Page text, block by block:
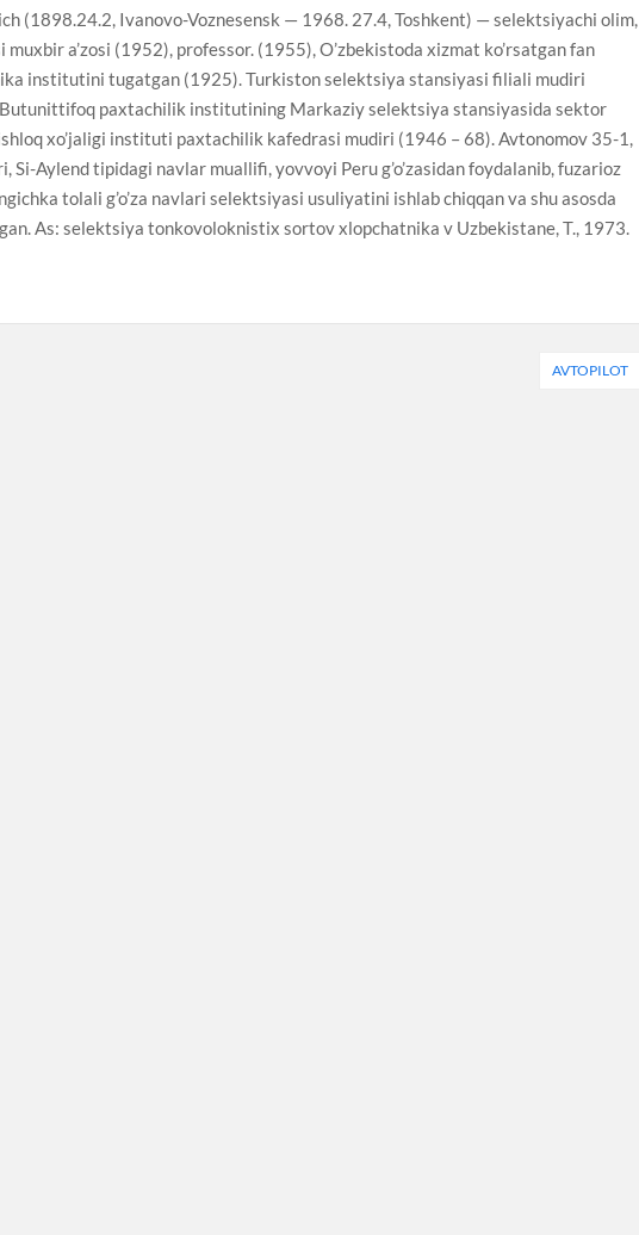
(1898.24.2, Ivanovo-Voznesensk — 1968. 27.4, Toshkent) — selektsiyachi olim,
a’zosi (1952), professor. (1955), O’zbekistoda xizmat ko’rsatgan fan
institutini tugatgan (1925). Turkiston selektsiya stansiyasi filiali mudiri
paxtachilik institutining Markaziy selektsiya stansiyasida sektor
xo’jaligi instituti paxtachilik kafedrasi mudiri (1946 – 68). Avtonomov 35-1,
Si-Aylend tipidagi navlar muallifi, yovvoyi Peru g’o’zasidan foydalanib, fuzarioz
tolali g’o’za navlari selektsiyasi usuliyatini ishlab chiqqan va shu asosda
As: selektsiya tonkovoloknistix sortov xlopchatnika v Uzbekistane, T., 1973.
AVTOPILOT